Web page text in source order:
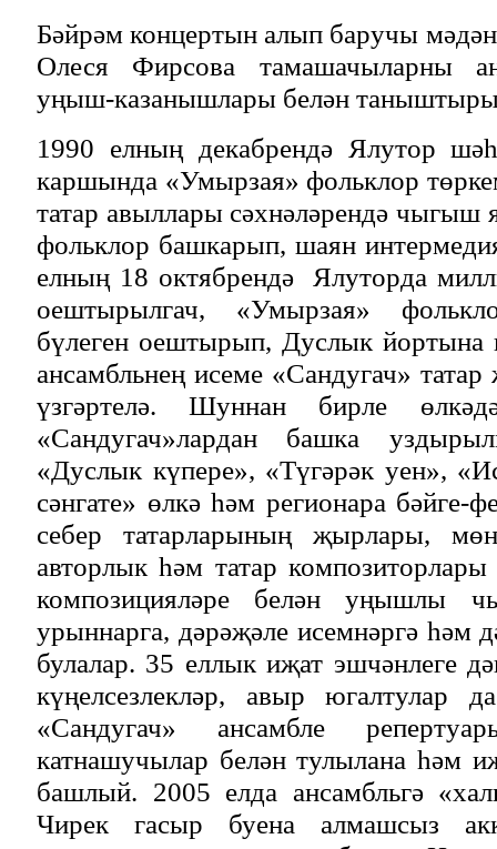
Бәйрәм концертын алып баручы
Олеся Фирсова тамашачыларны
уңыш-казанышлары белән
1990 елның декабрендә Ялутор
каршында «Умырзая» фольклор
татар авыллары сәхнәләрендә чыгыш
фольклор башкарып, шаян
елның 18 октябрендә Ялуторда
оештырылгач, «Умырзая»
бүлеген оештырып, Дуслык йортына
ансамбльнең исеме «Сандугач»
үзгәртелә. Шуннан бирле
«Сандугач»лардан башка
«Дуслык күпере», «Түгәрәк уен»,
сәнгате» өлкә һәм регионара бәйге-
себер татарларының җырлары,
авторлык һәм татар
композицияләре белән уңышлы
урыннарга, дәрәҗәле исемнәргә һәм
булалар. 35 еллык иҗат эшчәнлеге
күңелсезлекләр, авыр югалтулар
«Сандугач» ансамбле
катнашучылар белән тулылана һәм
башлый. 2005 елда ансамбльгә
Чирек гасыр буена алмашсыз